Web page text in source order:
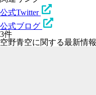
公式Twitter
公式ブログ
3件
空野青空に関する最新情報